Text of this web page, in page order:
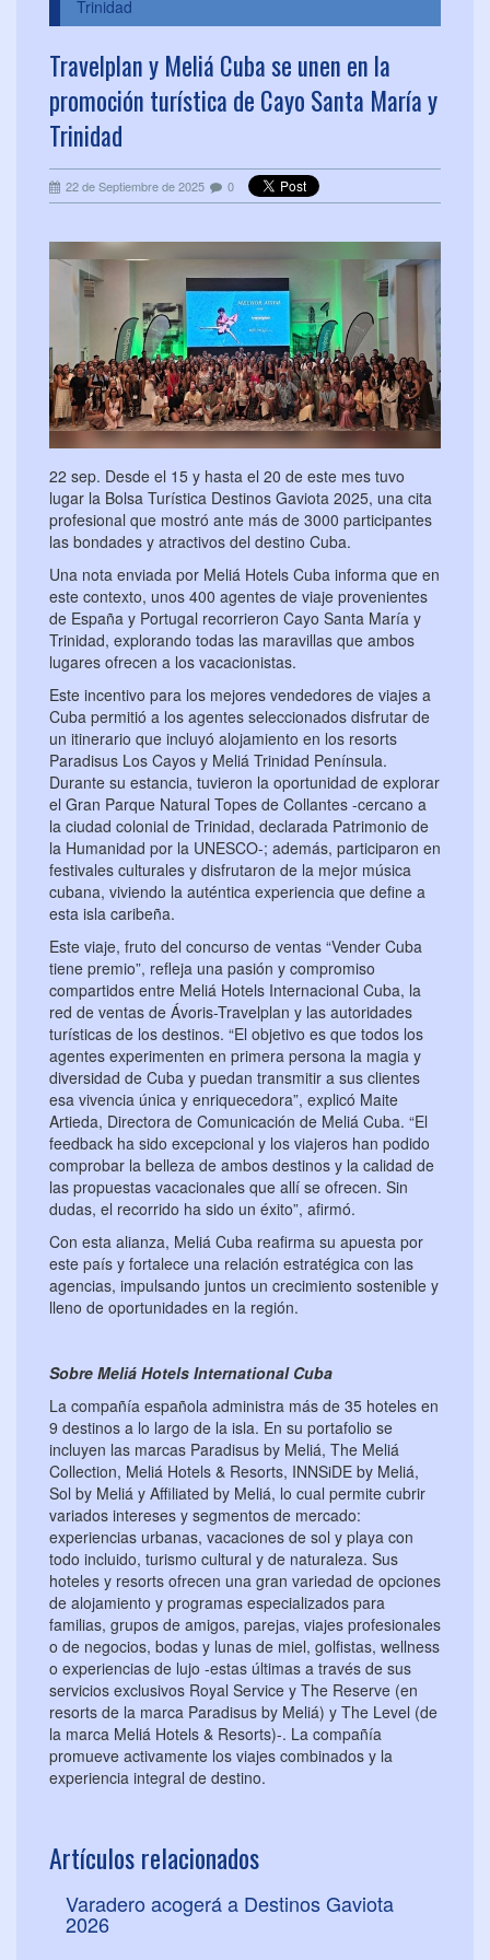
Trinidad
Travelplan y Meliá Cuba se unen en la
promoción turística de Cayo Santa María y
Trinidad
22 de Septiembre de 2025 0
22 sep. Desde el 15 y hasta el 20 de este mes tuvo
lugar la Bolsa Turística Destinos Gaviota 2025, una cita
profesional que mostró ante más de 3000 participantes
las bondades y atractivos del destino Cuba.
Una nota enviada por Meliá Hotels Cuba informa que en
este contexto, unos 400 agentes de viaje provenientes
de España y Portugal recorrieron Cayo Santa María y
Trinidad, explorando todas las maravillas que ambos
lugares ofrecen a los vacacionistas.
Este incentivo para los mejores vendedores de viajes a
Cuba permitió a los agentes seleccionados disfrutar de
un itinerario que incluyó alojamiento en los resorts
Paradisus Los Cayos y Meliá Trinidad Península.
Durante su estancia, tuvieron la oportunidad de explorar
el Gran Parque Natural Topes de Collantes -cercano a
la ciudad colonial de Trinidad, declarada Patrimonio de
la Humanidad por la UNESCO-; además, participaron en
festivales culturales y disfrutaron de la mejor música
cubana, viviendo la auténtica experiencia que define a
esta isla caribeña.
Este viaje, fruto del concurso de ventas “Vender Cuba
tiene premio”, refleja una pasión y compromiso
compartidos entre Meliá Hotels Internacional Cuba, la
red de ventas de Ávoris-Travelplan y las autoridades
turísticas de los destinos. “El objetivo es que todos los
agentes experimenten en primera persona la magia y
diversidad de Cuba y puedan transmitir a sus clientes
esa vivencia única y enriquecedora”, explicó Maite
Artieda, Directora de Comunicación de Meliá Cuba. “El
feedback ha sido excepcional y los viajeros han podido
comprobar la belleza de ambos destinos y la calidad de
las propuestas vacacionales que allí se ofrecen. Sin
dudas, el recorrido ha sido un éxito”, afirmó.
Con esta alianza, Meliá Cuba reafirma su apuesta por
este país y fortalece una relación estratégica con las
agencias, impulsando juntos un crecimiento sostenible y
lleno de oportunidades en la región.
Sobre Meliá Hotels International Cuba
La compañía española administra más de 35 hoteles en
9 destinos a lo largo de la isla. En su portafolio se
incluyen las marcas Paradisus by Meliá, The Meliá
Collection, Meliá Hotels & Resorts, INNSiDE by Meliá,
Sol by Meliá y Affiliated by Meliá, lo cual permite cubrir
variados intereses y segmentos de mercado:
experiencias urbanas, vacaciones de sol y playa con
todo incluido, turismo cultural y de naturaleza. Sus
hoteles y resorts ofrecen una gran variedad de opciones
de alojamiento y programas especializados para
familias, grupos de amigos, parejas, viajes profesionales
o de negocios, bodas y lunas de miel, golfistas, wellness
o experiencias de lujo -estas últimas a través de sus
servicios exclusivos Royal Service y The Reserve (en
resorts de la marca Paradisus by Meliá) y The Level (de
la marca Meliá Hotels & Resorts)-. La compañía
promueve activamente los viajes combinados y la
experiencia integral de destino.
Artículos relacionados
Varadero acogerá a Destinos Gaviota
2026